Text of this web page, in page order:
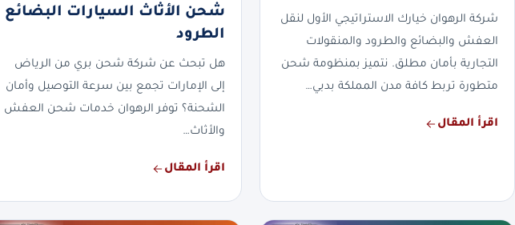
شركة الرهوان خيارك الاستراتيجي الأول لنقل
العفش والبضائع والطرود والمنقولات
التجارية بأمان مطلق. نتميز بمنظومة شحن
متطورة تربط كافة مدن المملكة بدبي…
اقرأ المقال
شحن الأثاث السيارات البضائع
الطرود
هل تبحث عن شركة شحن بري من الرياض
إلى الإمارات تجمع بين سرعة التوصيل وأمان
الشحنة؟ توفر الرهوان خدمات شحن العفش
والأثاث…
اقرأ المقال